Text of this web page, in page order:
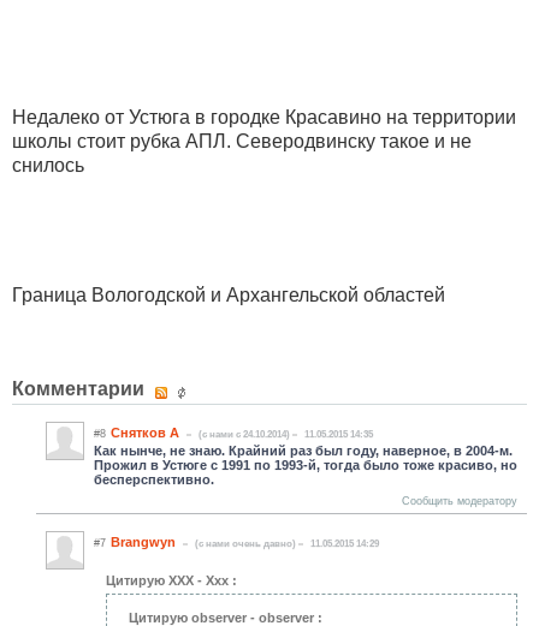
Недалеко от Устюга в городке Красавино на территории
школы стоит рубка АПЛ. Северодвинску такое и не
снилось
Граница Вологодской и Архангельской областей
Комментарии
#8 Снятков А (c нами с 24.10.2014) 11.05.2015 14:35
Как нынче, не знаю. Крайний раз был году, наверное, в 2004-м.
Прожил в Устюге с 1991 по 1993-й, тогда было тоже красиво, но
бесперспективно.
Сообщить модератору
#7 Brangwyn (c нами очень давно) 11.05.2015 14:29
Цитирую ХХХ - Ххх :
Цитирую observer - observer :